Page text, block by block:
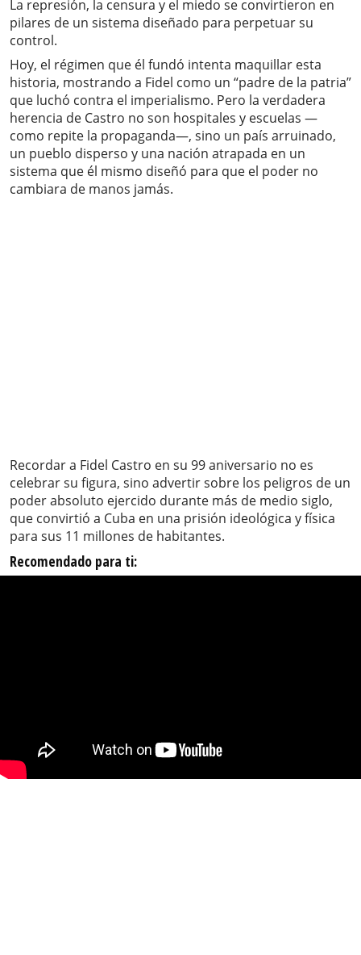
La represión, la censura y el miedo se convirtieron en
pilares de un sistema diseñado para perpetuar su
control.
Hoy, el régimen que él fundó intenta maquillar esta
historia, mostrando a Fidel como un “padre de la patria”
que luchó contra el imperialismo. Pero la verdadera
herencia de Castro no son hospitales y escuelas —
como repite la propaganda—, sino un país arruinado,
un pueblo disperso y una nación atrapada en un
sistema que él mismo diseñó para que el poder no
cambiara de manos jamás.
Recordar a Fidel Castro en su 99 aniversario no es
celebrar su figura, sino advertir sobre los peligros de un
poder absoluto ejercido durante más de medio siglo,
que convirtió a Cuba en una prisión ideológica y física
para sus 11 millones de habitantes.
Recomendado para ti: